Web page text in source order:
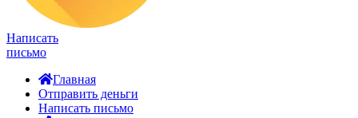
Написать
письмо
Главная
Отправить деньги
Написать письмо